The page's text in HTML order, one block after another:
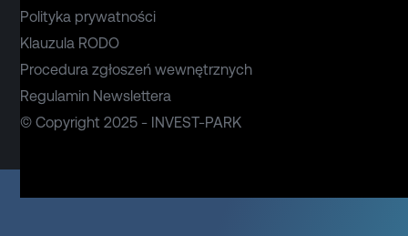
© Copyright 2025 - INVEST-PARK
Polityka prywatności
Klauzula RODO
Procedura zgłoszeń wewnętrznych
Regulamin Newslettera